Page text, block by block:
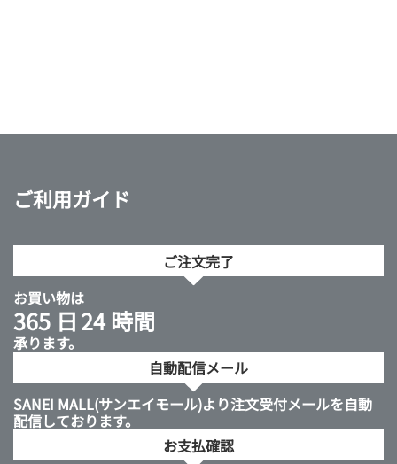
ご利用ガイド
ご注文完了
お買い物は
365 日24 時間
承ります。
自動配信メール
SANEI MALL(サンエイモール)より注文受付メールを自動
配信しております。
お支払確認